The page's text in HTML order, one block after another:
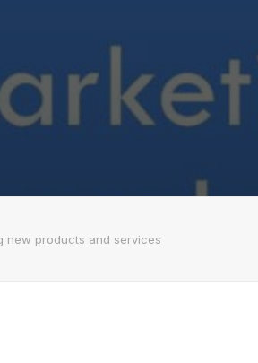
new products and services